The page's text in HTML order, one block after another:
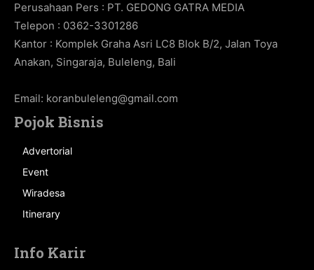
Perusahaan Pers : PT. GEDONG GATRA MEDIA
Telepon : 0362-3301286
Kantor : Komplek Graha Asri LC8 Blok B/2, Jalan Toya
Anakan, Singaraja, Buleleng, Bali
Email: koranbuleleng@gmail.com
Pojok Bisnis
Advertorial
Event
Wiradesa
Itinerary
Info Karir